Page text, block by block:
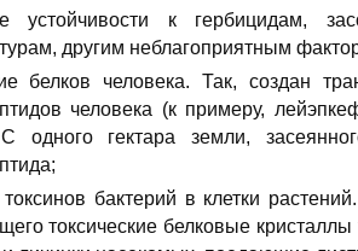
устойчивости к гербицидам,
другим неблагоприятным
белков человека. Так, создан
человека (к примеру,
одного гектара земли,
бактерий в клетки
токсические белковые